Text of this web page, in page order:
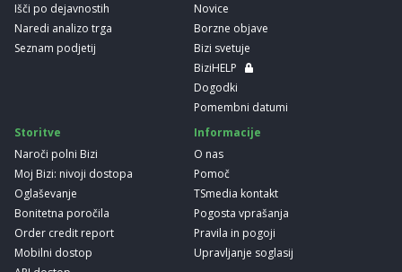
Išči po dejavnostih
Naredi analizo trga
Seznam podjetij
Novice
Borzne objave
Bizi svetuje
BiziHELP
Dogodki
Pomembni datumi
Storitve
Naroči polni Bizi
Moj Bizi: nivoji dostopa
Oglaševanje
Bonitetna poročila
Order credit report
Mobilni dostop
Informacije
O nas
Pomoč
TSmedia kontakt
Pogosta vprašanja
Pravila in pogoji
Upravljanje soglasij